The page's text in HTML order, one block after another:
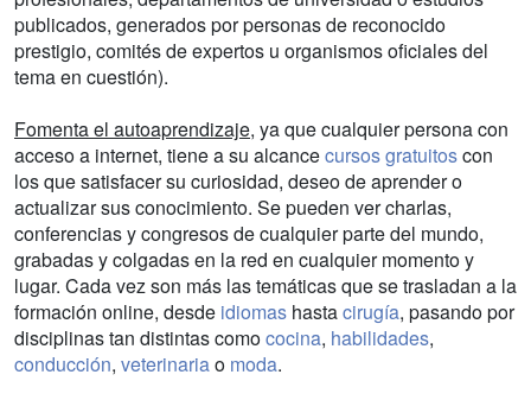
publicados, generados por personas de reconocido
prestigio, comités de expertos u organismos oficiales del
tema en cuestión).
Fomenta el autoaprendizaje, ya que cualquier persona con
acceso a internet, tiene a su alcancecursos gratuitoscon
los que satisfacer su curiosidad, deseo de aprender o
actualizar sus conocimiento. Se pueden ver charlas,
conferencias y congresos de cualquier parte del mundo,
grabadas y colgadas en la red en cualquier momento y
lugar. Cada vez son más las temáticas que se trasladan a la
formación online, desde idiomas hastacirugía, pasando por
disciplinas tan distintas comococina, habilidades,
conducción, veterinariao moda.